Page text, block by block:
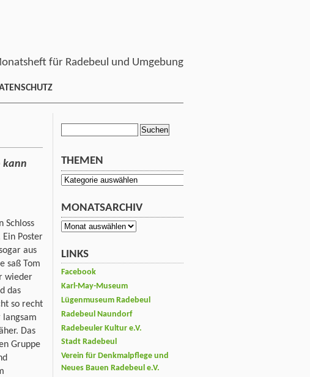
für Radebeul und Umgebung
kann
Schloss
Poster
aus
saß Tom
wieder
das
so recht
langsam
Das
Gruppe
THEMEN
Themen
MONATSARCHIV
Monatsarchiv
LINKS
Facebook
Karl-May-Museum
Lügenmuseum Radebeul
Radebeul Naundorf
Radebeuler Kultur e.V.
Stadt Radebeul
Verein für Denkmalpflege und
Neues Bauen Radebeul e.V.